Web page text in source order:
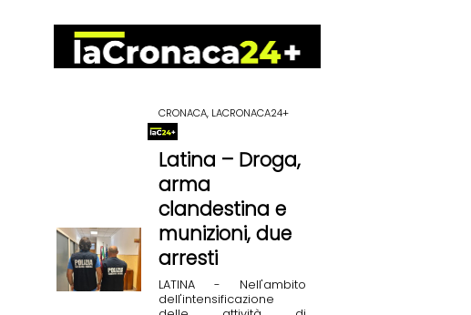
CRONACA, LACRONACA24+
Latina – Droga,
arma
clandestina e
munizioni, due
arresti
LATINA - Nell'ambito
dell'intensificazione